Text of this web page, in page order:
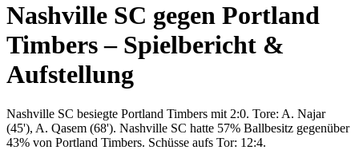
Nashville SC gegen Portland
Timbers – Spielbericht &
Aufstellung
Nashville SC besiegte Portland Timbers mit 2:0. Tore: A. Najar
(45'), A. Qasem (68'). Nashville SC hatte 57% Ballbesitz gegenüber
43% von Portland Timbers. Schüsse aufs Tor: 12:4.